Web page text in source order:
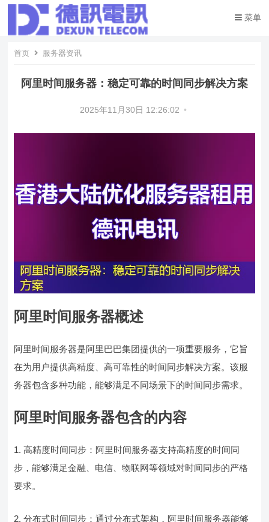
菜单
首页 服务器资讯
阿里时间服务器：稳定可靠的时间同步解决方案
2025年11月30日 12:26:02 •
阿里时间服务器概述
阿里时间服务器是阿里巴巴集团提供的一项重要服务，它旨
在为用户提供高精度、高可靠性的时间同步解决方案。该服
务器包含多种功能，能够满足不同场景下的时间同步需求。
阿里时间服务器包含的内容
1. 高精度时间同步：阿里时间服务器支持高精度的时间同
步，能够满足金融、电信、物联网等领域对时间同步的严格
要求。
2. 分布式时间同步：通过分布式架构，阿里时间服务器能够